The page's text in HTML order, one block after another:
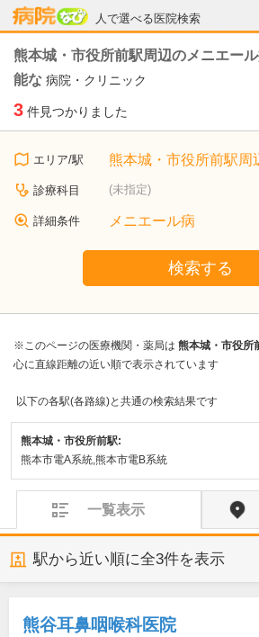
人で選べる医院検索
病院なび
熊本城・市役所前駅周辺のメニエー
能な 病院・クリニック
3 件見つかりました
エリア/駅 熊本城・市役所前駅周
診療科目 (未指定)
詳細条件 メニエール病
検索する
※このページの医療機関・薬局は 熊本城・市役所
心に直線距離の近い順で表示されています
以下の各駅(各路線)と共通の検索結果です
熊本城・市役所前駅:
熊本市電A系統,熊本市電B系統
一覧表示
駅から近い順に全3件を表示
熊谷耳鼻咽喉科医院